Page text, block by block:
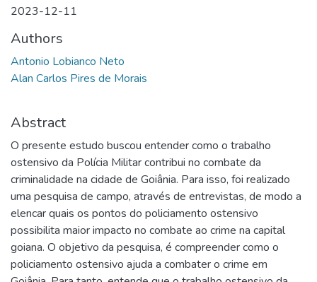
2023-12-11
Authors
Antonio Lobianco Neto
Alan Carlos Pires de Morais
Abstract
O presente estudo buscou entender como o trabalho
ostensivo da Polícia Militar contribui no combate da
criminalidade na cidade de Goiânia. Para isso, foi realizado
uma pesquisa de campo, através de entrevistas, de modo a
elencar quais os pontos do policiamento ostensivo
possibilita maior impacto no combate ao crime na capital
goiana. O objetivo da pesquisa, é compreender como o
policiamento ostensivo ajuda a combater o crime em